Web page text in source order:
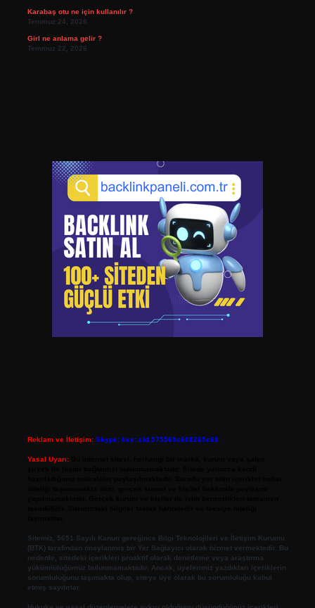
Karabaş otu ne için kullanılır ?
Temmuz 24, 2026
Girl ne anlama gelir ?
Temmuz 22, 2026
Reklam ve İletişim: Skype: live:.cid.575569c608265c69
Yasal Uyarı:
Sitemiz, 5651 Sayılı Kanun gereğince Bilgi Teknolojileri ve İletişim Kurumu
(BTK) tarafından onaylanmış bir Yer Sağlayıcı olarak hizmet vermektedir. Bu
nedenle, sitedeki içerikleri proaktif olarak denetleme veya araştırma
yükümlülüğümüz bulunmamaktadır. Ancak, üyelerimiz yazdıkları içeriklerin
sorumluluğunu taşımakta olup, siteye üye olarak bu sorumluluğu kabul
etmiş sayılırlar.